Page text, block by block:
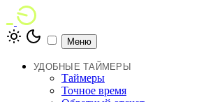
Меню
УДОБНЫЕ ТАЙМЕРЫ
Таймеры
Точное время